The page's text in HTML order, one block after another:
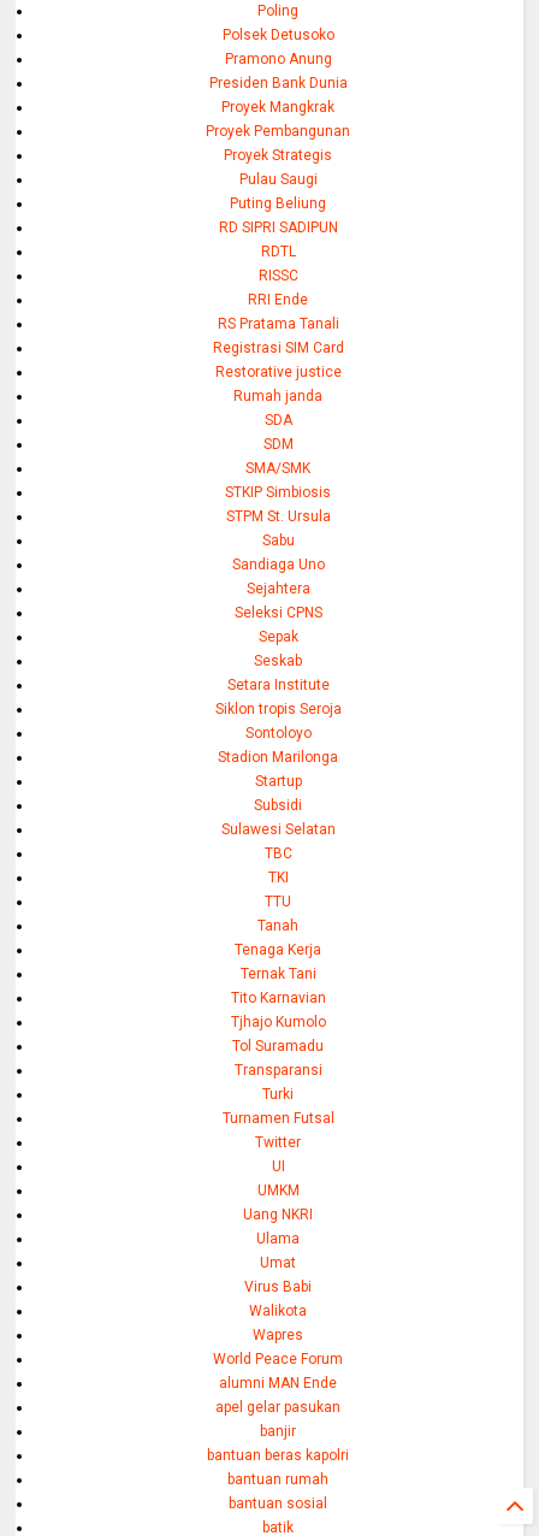
Poling
Polsek Detusoko
Pramono Anung
Presiden Bank Dunia
Proyek Mangkrak
Proyek Pembangunan
Proyek Strategis
Pulau Saugi
Puting Beliung
RD SIPRI SADIPUN
RDTL
RISSC
RRI Ende
RS Pratama Tanali
Registrasi SIM Card
Restorative justice
Rumah janda
SDA
SDM
SMA/SMK
STKIP Simbiosis
STPM St. Ursula
Sabu
Sandiaga Uno
Sejahtera
Seleksi CPNS
Sepak
Seskab
Setara Institute
Siklon tropis Seroja
Sontoloyo
Stadion Marilonga
Startup
Subsidi
Sulawesi Selatan
TBC
TKI
TTU
Tanah
Tenaga Kerja
Ternak Tani
Tito Karnavian
Tjhajo Kumolo
Tol Suramadu
Transparansi
Turki
Turnamen Futsal
Twitter
UI
UMKM
Uang NKRI
Ulama
Umat
Virus Babi
Walikota
Wapres
World Peace Forum
alumni MAN Ende
apel gelar pasukan
banjir
bantuan beras kapolri
bantuan rumah
bantuan sosial
batik